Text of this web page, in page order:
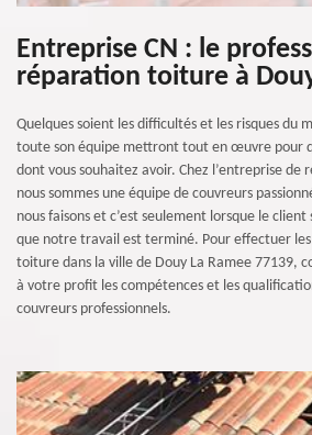
Entreprise CN : le
réparation toiture à
Quelques soient les difficultés et les risques du
toute son équipe mettront tout en œuvre pour
dont vous souhaitez avoir. Chez l’entreprise
nous sommes une équipe de couvreurs
nous faisons et c’est seulement lorsque le
que notre travail est terminé. Pour effectuer
toiture dans la ville de Douy La Ramee 77139,
à votre profit les compétences et les
couvreurs professionnels.